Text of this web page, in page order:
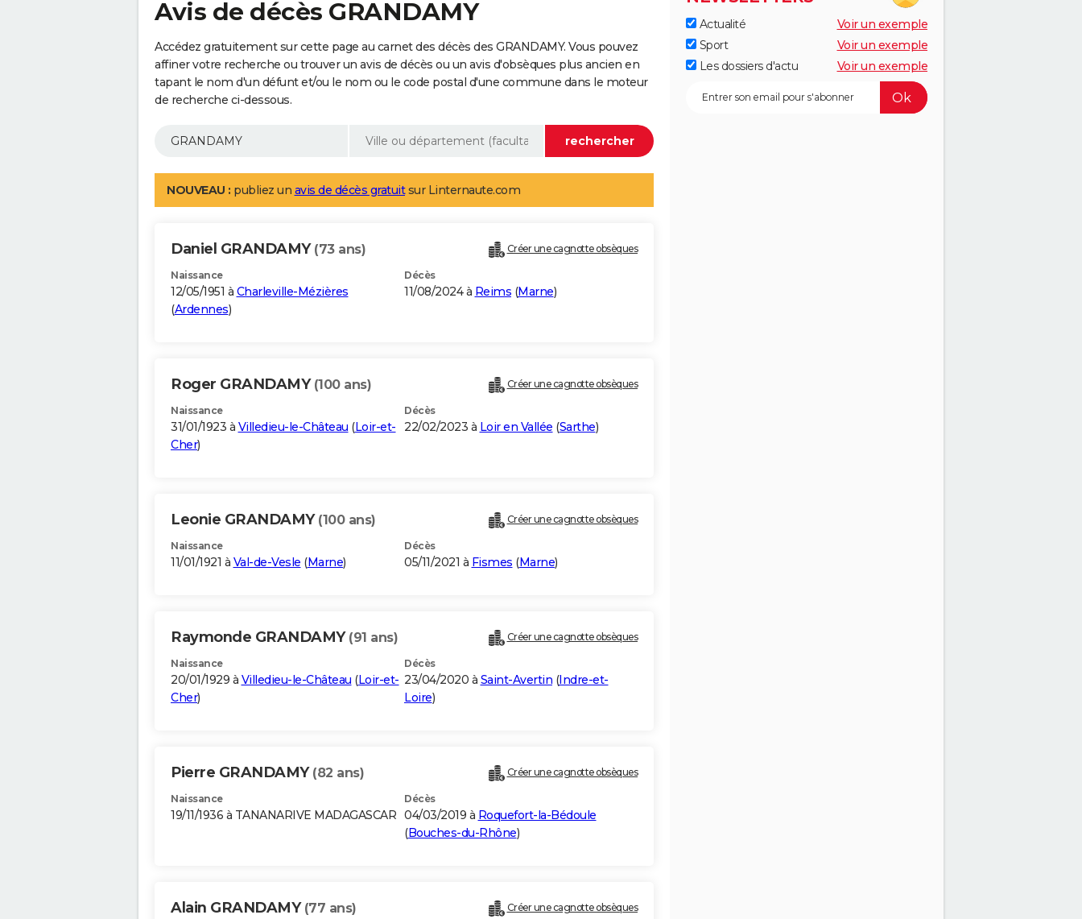
Avis de décès GRANDAMY
Accédez gratuitement sur cette page au carnet des décès des GRANDAMY. Vous pouvez
affiner votre recherche ou trouver un avis de décès ou un avis d'obsèques plus ancien en
tapant le nom d'un défunt et/ou le nom ou le code postal d'une commune dans le moteur
de recherche ci-dessous.
NOUVEAU : publiez un avis de décès gratuitsur Linternaute.com
Daniel GRANDAMY (73 ans) Créer une cagnotte obsèques
Naissance
12/05/1951 à Charleville-Mézières
(Ardennes)
Décès
11/08/2024 à Reims (Marne)
Roger GRANDAMY (100 ans) Créer une cagnotte obsèques
Naissance
31/01/1923 à Villedieu-le-Château (Loir-et-
Cher)
Décès
22/02/2023 à Loir en Vallée (Sarthe)
Leonie GRANDAMY (100 ans) Créer une cagnotte obsèques
Naissance
11/01/1921 à Val-de-Vesle (Marne)
Décès
05/11/2021 à Fismes (Marne)
Raymonde GRANDAMY (91 ans) Créer une cagnotte obsèques
Naissance
20/01/1929 à Villedieu-le-Château (Loir-et-
Cher)
Décès
23/04/2020 à Saint-Avertin (Indre-et-
Loire)
Pierre GRANDAMY (82 ans) Créer une cagnotte obsèques
Naissance
19/11/1936 à TANANARIVE MADAGASCAR
Décès
04/03/2019 à Roquefort-la-Bédoule
(Bouches-du-Rhône)
Alain GRANDAMY (77 ans) Créer une cagnotte obsèques
Actualité
Voir un exemple
Sport
Voir un exemple
Les dossiers d'actu
Voir un exemple